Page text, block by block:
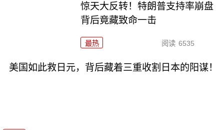
惊天大反转！特朗普支持率崩盘
背后竟藏致命一击
最热 阅读 6535
美国如此救日元，背后藏着三重收割日本的阳谋！